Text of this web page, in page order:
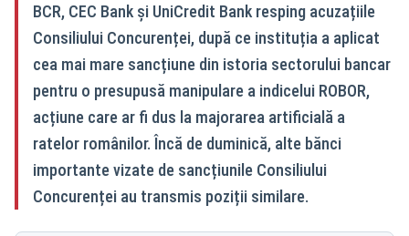
BCR, CEC Bank și UniCredit Bank resping acuzațiile
Consiliului Concurenței, după ce instituția a aplicat
cea mai mare sancțiune din istoria sectorului bancar
pentru o presupusă manipulare a indicelui ROBOR,
acțiune care ar fi dus la majorarea artificială a
ratelor românilor. Încă de duminică, alte bănci
importante vizate de sancțiunile Consiliului
Concurenței au transmis poziții similare.